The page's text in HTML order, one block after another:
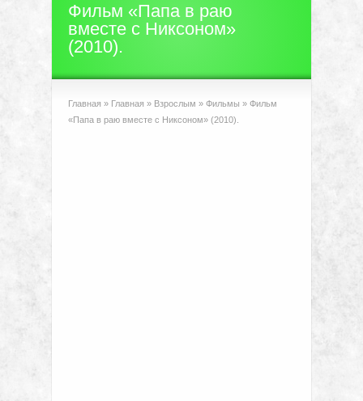
Фильм «Папа в раю
вместе с Никсоном»
(2010).
Главная » Главная » Взрослым » Фильмы » Фильм
«Папа в раю вместе с Никсоном» (2010).